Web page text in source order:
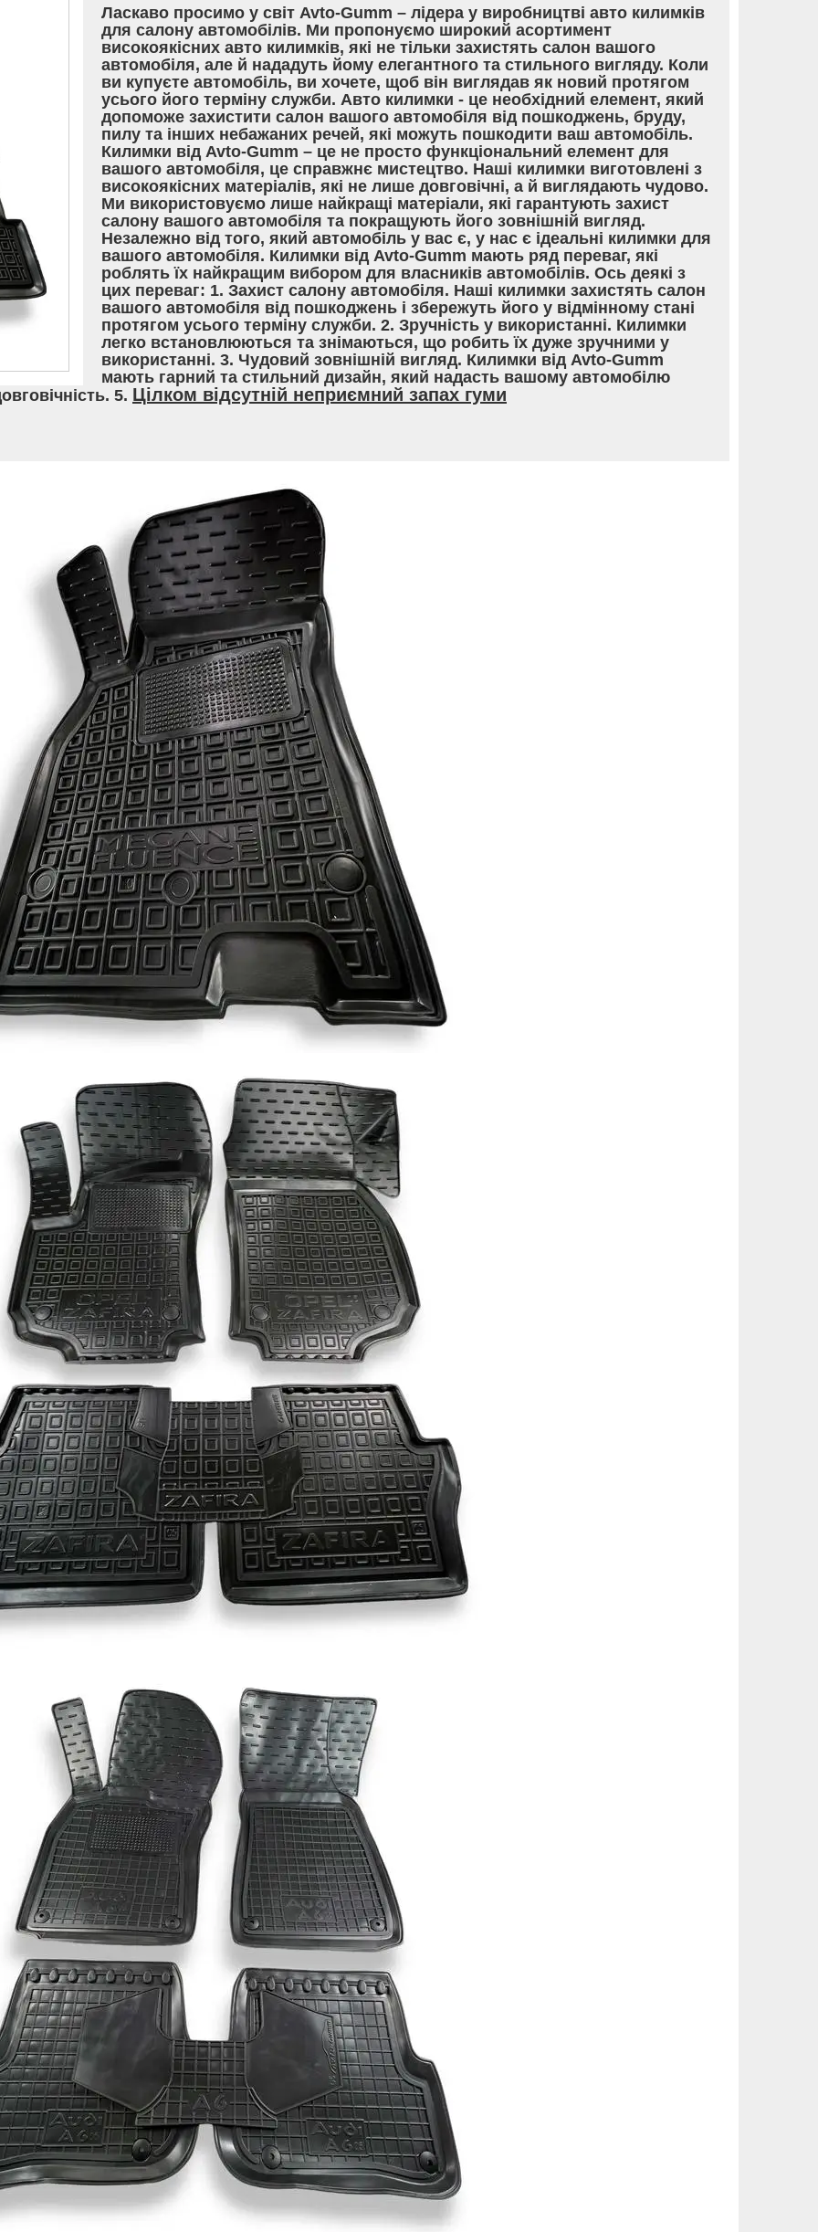
Ласкаво просимо у світ Avto-Gumm – лідера у виробництві авто килимків
для салону автомобілів. Ми пропонуємо широкий асортимент
високоякісних авто килимків, які не тільки захистять салон вашого
автомобіля, але й нададуть йому елегантного та стильного вигляду. Коли
ви купуєте автомобіль, ви хочете, щоб він виглядав як новий протягом
усього його терміну служби. Авто килимки - це необхідний елемент, який
допоможе захистити салон вашого автомобіля від пошкоджень, бруду,
пилу та інших небажаних речей, які можуть пошкодити ваш автомобіль.
Килимки від Avto-Gumm – це не просто функціональний елемент для
вашого автомобіля, це справжнє мистецтво. Наші килимки виготовлені з
високоякісних матеріалів, які не лише довговічні, а й виглядають чудово.
Ми використовуємо лише найкращі матеріали, які гарантують захист
салону вашого автомобіля та покращують його зовнішній вигляд.
Незалежно від того, який автомобіль у вас є, у нас є ідеальні килимки для
вашого автомобіля. Килимки від Avto-Gumm мають ряд переваг, які
роблять їх найкращим вибором для власників автомобілів. Ось деякі з
цих переваг: 1. Захист салону автомобіля. Наші килимки захистять салон
вашого автомобіля від пошкоджень і збережуть його у відмінному стані
протягом усього терміну служби. 2. Зручність у використанні. Килимки
легко встановлюються та знімаються, що робить їх дуже зручними у
використанні. 3. Чудовий зовнішній вигляд. Килимки від Avto-Gumm
мають гарний та стильний дизайн, який надасть вашому автомобілю
5. Цілком відсутній неприємний запах гуми